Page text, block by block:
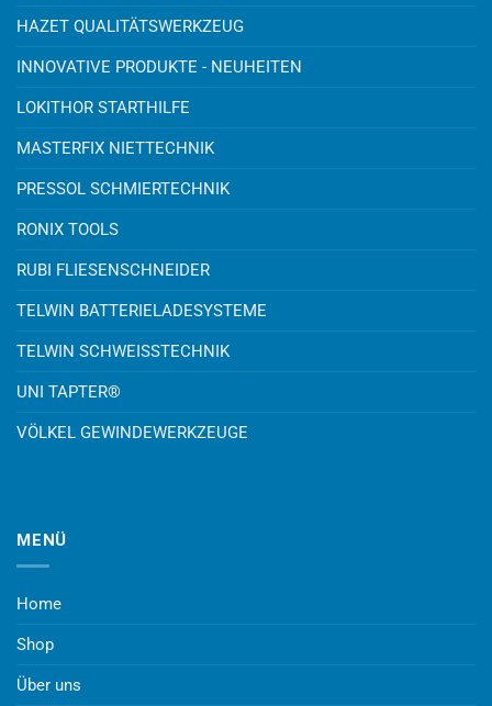
HAZET QUALITÄTSWERKZEUG
INNOVATIVE PRODUKTE - NEUHEITEN
LOKITHOR STARTHILFE
MASTERFIX NIETTECHNIK
PRESSOL SCHMIERTECHNIK
RONIX TOOLS
RUBI FLIESENSCHNEIDER
TELWIN BATTERIELADESYSTEME
TELWIN SCHWEISSTECHNIK
UNI TAPTER®
VÖLKEL GEWINDEWERKZEUGE
MENÜ
Home
Shop
Über uns